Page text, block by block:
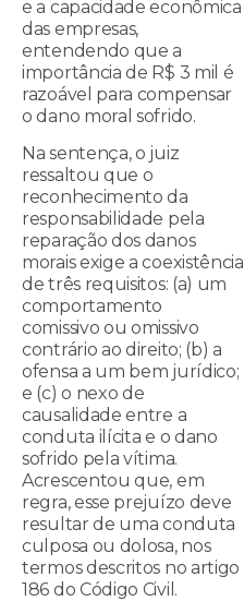
e a capacidade econômica
das empresas,
entendendo que a
importância de R$ 3 mil é
razoável para compensar
o dano moral sofrido.
Na sentença, o juiz
ressaltou que o
reconhecimento da
responsabilidade pela
reparação dos danos
morais exige a coexistência
de três requisitos: (a) um
comportamento
comissivo ou omissivo
contrário ao direito; (b) a
ofensa a um bem jurídico;
e (c) o nexo de
causalidade entre a
conduta ilícita e o dano
sofrido pela vítima.
Acrescentou que, em
regra, esse prejuízo deve
resultar de uma conduta
culposa ou dolosa, nos
termos descritos no artigo
186 do Código Civil.